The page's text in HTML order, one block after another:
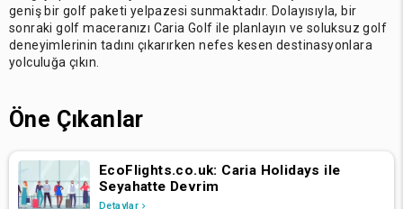
geniş bir golf paketi yelpazesi sunmaktadır. Dolayısıyla, bir
sonraki golf maceranızı Caria Golf ile planlayın ve soluksuz golf
deneyimlerinin tadını çıkarırken nefes kesen destinasyonlara
yolculuğa çıkın.
Öne Çıkanlar
EcoFlights.co.uk: Caria Holidays ile
Seyahatte Devrim
Detaylar